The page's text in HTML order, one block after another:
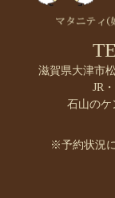
滋賀県大津市
JR
石山のケ
※予約状況